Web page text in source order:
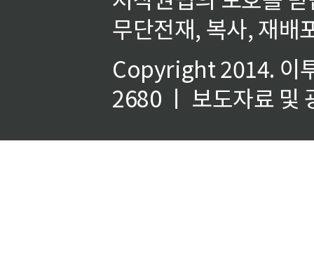
무단전재, 복사, 재배
Copyright 2014. 이
2680 ㅣ 보도자료